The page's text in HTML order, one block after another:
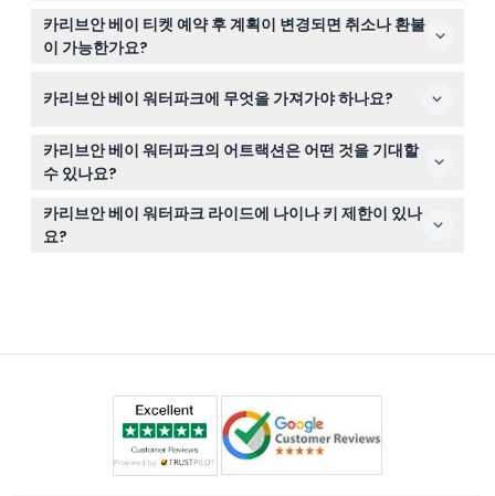
이 웹사이트에서 날짜를 선택하고, 가능 여부를 확인한 후
간단한 클릭으로 티켓을 온라인으로 쉽게 예약하실 수 있습
니다.
카리브안 베이 티켓 예약 후 계획이 변경되면 취소나 환불
이 가능한가요?
없으므로 예약 전에 계획을 확실히 하시기 바랍니다.
카리브안 베이 워터파크에 무엇을 가져가야 하나요?
수영복, 수건, 자외선 차단제, 소지품용 방수 가방을 지참하
세요. 편안한 신발과 여벌 옷도 물놀이 후에 유용합니다.
카리브안 베이 워터파크의 어트랙션은 어떤 것을 기대할
수 있나요?
야외와 실내 워터 라이드가 어우러진 짜릿한 체험을 기대하
세요. 와일드 리버 존의 익스트림 튜브 슬라이드, 웨이브 풀
의 거대한 파도, 그리고 355미터 길이의 메가 스톰 슬라이
카리브안 베이 워터파크 라이드에 나이나 키 제한이 있나
요?